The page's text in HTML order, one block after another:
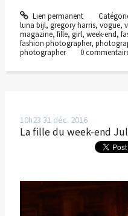
Lien permanent
luna bijl, gregory harris, vogue,
magazine, fille, girl, week-end,
fashion photographer,
photographer
0
10h23 31 déc. 2016
La fille du week-end